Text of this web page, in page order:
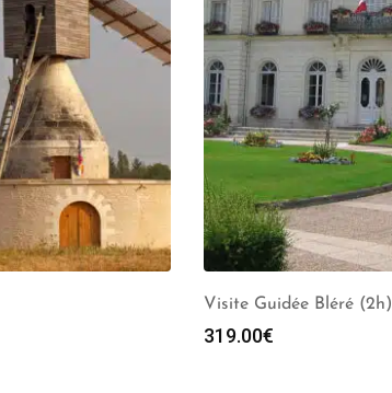
Visite Guidée Bléré (2h)
319.00€